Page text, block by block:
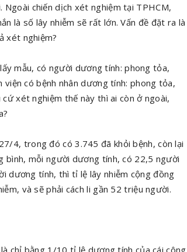
chiến dịch xét nghiệm tại TPHCM,
là số lây nhiễm sẽ rất lớn. Vấn đề đặt ra là
xét nghiệm?
mẫu, có người dương tính: phong tỏa,
có bệnh nhân dương tính: phong tỏa,
xét nghiệm thế này thì ai còn ở ngoài,
4, trong đó có 3.745 đã khỏi bệnh, còn lại
bình, mỗi người dương tính, có 22,5 người
dương tính, thì tỉ lệ lây nhiễm cộng đồng
và sẽ phải cách li gần 52 triệu người.
chỉ bằng 1/10 tỉ lệ dương tính của cái công